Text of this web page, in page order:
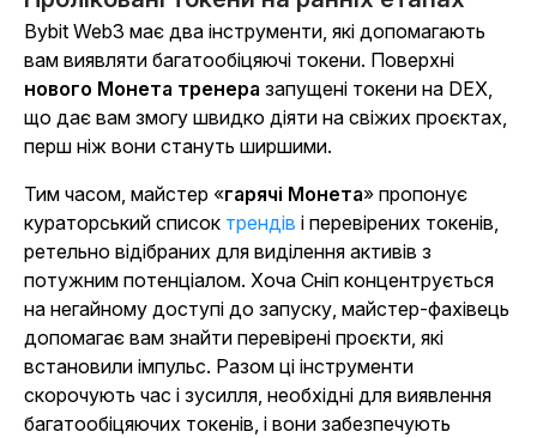
Bybit Web3 має два інструменти, які допомагають
вам виявляти багатообіцяючі токени. Поверхні
нового Монета тренера запущені токени на DEX,
що дає вам змогу швидко діяти на свіжих проєктах,
перш ніж вони стануть ширшими.
Тим часом, майстер «гарячі Монета» пропонує
кураторський список трендів і перевірених токенів,
ретельно відібраних для виділення активів з
потужним потенціалом. Хоча Сніп концентрується
на негайному доступі до запуску, майстер-фахівець
допомагає вам знайти перевірені проєкти, які
встановили імпульс. Разом ці інструменти
скорочують час і зусилля, необхідні для виявлення
багатообіцяючих токенів, і вони забезпечують